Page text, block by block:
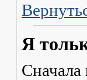
Я
Сначала